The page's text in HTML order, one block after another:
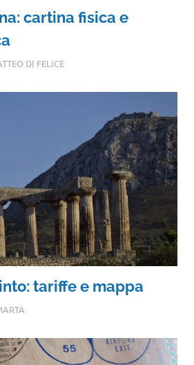
cartina fisica e
DI FELICE
tariffe e mappa